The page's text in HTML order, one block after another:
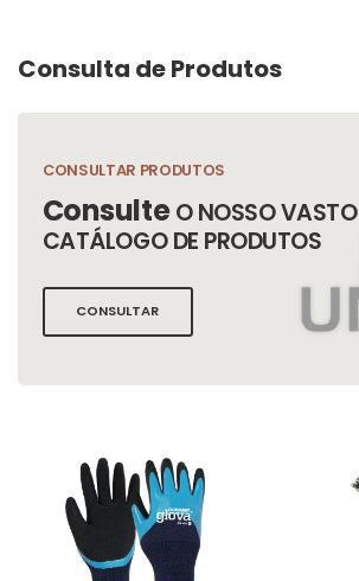
Consulta de Produtos
CONSULTAR PRODUTOS
ConsulteO NOSSO VASTO
CATÁLOGO DE PRODUTOS
CONSULTAR